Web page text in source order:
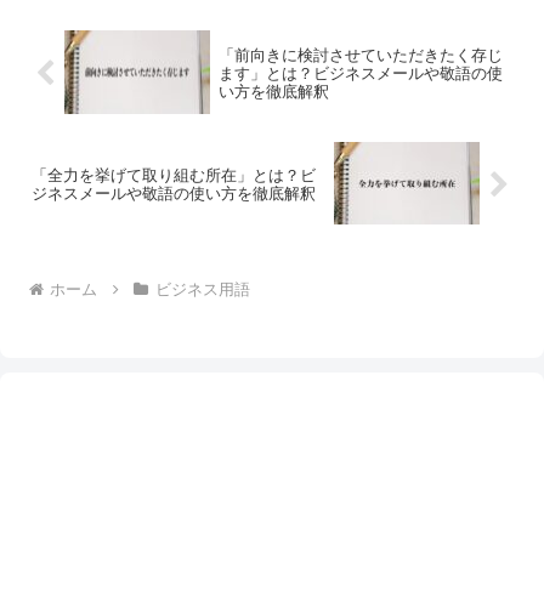
「前向きに検討させていただきたく存じ
ます」とは？ビジネスメールや敬語の使
い方を徹底解釈
「全力を挙げて取り組む所在」とは？ビ
ジネスメールや敬語の使い方を徹底解釈
ホーム ビジネス用語